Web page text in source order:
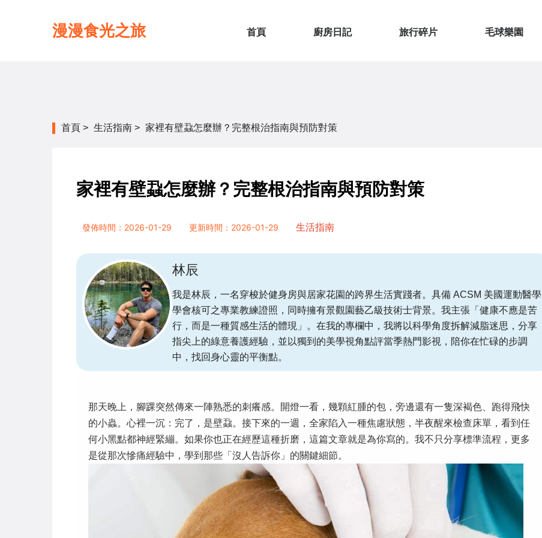
漫漫食光之旅 首頁 廚房日記 旅行碎片 毛球樂園
首頁 > 生活指南 > 家裡有壁蝨怎麼辦？完整根治指南與預防對策
家裡有壁蝨怎麼辦？完整根治指南與預防對策
發佈時間：2026-01-29 更新時間：2026-01-29 生活指南
林辰
我是林辰，一名穿梭於健身房與居家花園的跨界生活實踐者。具備 ACSM 美國運動醫學
學會核可之專業教練證照，同時擁有景觀園藝乙級技術士背景。我主張「健康不應是苦
行，而是一種質感生活的體現」。在我的專欄中，我將以科學角度拆解減脂迷思，分享
指尖上的綠意養護經驗，並以獨到的美學視角點評當季熱門影視，陪你在忙碌的步調
中，找回身心靈的平衡點。
那天晚上，腳踝突然傳來一陣熟悉的刺癢感。開燈一看，幾顆紅腫的包，旁邊還有一隻深褐色、跑得飛快
的小蟲。心裡一沉：完了，是壁蝨。接下來的一週，全家陷入一種焦慮狀態，半夜醒來檢查床單，看到任
何小黑點都神經緊繃。如果你也正在經歷這種折磨，這篇文章就是為你寫的。我不只分享標準流程，更多
是從那次慘痛經驗中，學到那些「沒人告訴你」的關鍵細節。